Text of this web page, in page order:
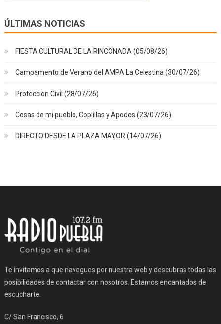
ÚLTIMAS NOTICIAS
FIESTA CULTURAL DE LA RINCONADA (05/08/26)
Campamento de Verano del AMPA La Celestina (30/07/26)
Protección Civil (28/07/26)
Cosas de mi pueblo, Coplillas y Apodos (23/07/26)
DIRECTO DESDE LA PLAZA MAYOR (14/07/26)
Te invitamos a que navegues por nuestra web y descubras todas las
posibilidades de contactar con nosotros. Estamos encantados de
escucharte.
C/ San Francisco, 6